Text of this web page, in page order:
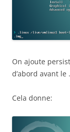
On ajoute
d’abord avant le
Cela donne: